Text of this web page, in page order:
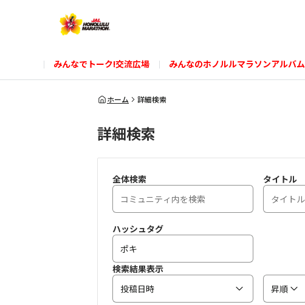
みんなでトーク!交流広場 みんなのホノルルマラソンアルバム
ホーム 詳細検索
詳細検索
全体検索 タイトル
ハッシュタグ
検索結果表示
投稿日時
昇順